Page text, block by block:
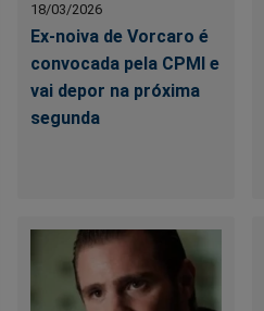
18/03/2026
Ex-noiva de Vorcaro é
convocada pela CPMI e
vai depor na próxima
segunda